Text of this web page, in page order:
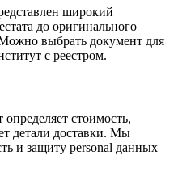
широкий
до оригинального
выбрать документ для
с реестром.
стоимость,
детали доставки. Мы
и защиту personal данных